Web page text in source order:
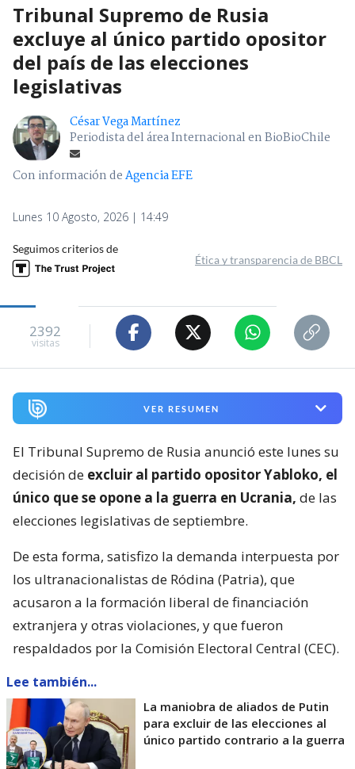
Tribunal Supremo de Rusia
excluye al único partido opositor
del país de las elecciones
legislativas
César Vega Martínez
Periodista del área Internacional en BioBioChile
Con información deAgencia EFE
Lunes 10 Agosto, 2026 | 14:49
Seguimos criterios de
Ética y transparencia de BBCL
2392
visitas
VER RESUMEN
El Tribunal Supremo de Rusia anunció este lunes su
decisión de excluir al partido opositor Yabloko, el
único que se opone a la guerra en Ucrania, de las
elecciones legislativas de septiembre.
De esta forma, satisfizo la demanda interpuesta por
los ultranacionalistas de Ródina (Patria), que
acusaron a la formación liberal de financiación
extranjera y otras violaciones, y que fueron
respaldados por la Comisión Electoral Central (CEC).
Lee también...
La maniobra de aliados de Putin
para excluir de las elecciones al
único partido contrario a la guerra